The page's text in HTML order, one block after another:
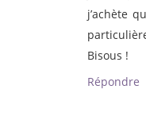
j’achète
Bisous !
Répondre